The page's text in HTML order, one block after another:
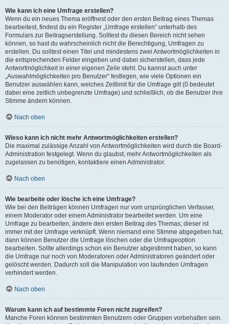
Wie kann ich eine Umfrage erstellen?
Wenn du ein neues Thema eröffnest oder den ersten Beitrag eines Themas
bearbeitest, findest du ein Register „Umfrage erstellen“ unterhalb des
Formulars zur Beitragserstellung. Solltest du diesen Bereich nicht sehen
können, so hast du wahrscheinlich nicht die Berechtigung, Umfragen zu
erstellen. Du solltest einen Titel und mindestens zwei Antwortmöglichkeiten in
die entsprechenden Felder eingeben und dabei sicherstellen, dass jede
Antwortmöglichkeit in einer eigenen Zeile steht. Du kannst auch unter
„Auswahlmöglichkeiten pro Benutzer“ festlegen, wie viele Optionen ein
Benutzer auswählen kann, welches Zeitlimit für die Umfrage gilt (0 bedeutet
dabei eine zeitlich unbegrenzte Umfrage) und schließlich, ob die Benutzer ihre
Stimme ändern können.
Nach oben
Wieso kann ich nicht mehr Antwortmöglichkeiten erstellen?
Die maximal zulässige Anzahl von Antwortmöglichkeiten wird durch die Board-
Administration festgelegt. Wenn du glaubst, mehr Antwortmöglichkeiten als
zugelassen zu benötigen, kontaktiere einen Administrator.
Nach oben
Wie bearbeite oder lösche ich eine Umfrage?
Wie bei den Beiträgen können Umfragen nur vom ursprünglichen Verfasser,
einem Moderator oder einem Administrator bearbeitet werden. Um eine
Umfrage zu bearbeiten, ändere den ersten Beitrag des Themas; dieser ist
immer mit der Umfrage verknüpft. Wenn niemand eine Stimme abgegeben hat,
dann können Benutzer die Umfrage löschen oder die Umfrageoption
bearbeiten. Sollte allerdings schon ein Benutzer abgestimmt haben, so kann
die Umfrage nur noch von Moderatoren oder Administratoren geändert oder
gelöscht werden. Dadurch soll die Manipulation von laufenden Umfragen
verhindert werden.
Nach oben
Warum kann ich auf bestimmte Foren nicht zugreifen?
Manche Foren können bestimmten Benutzern oder Gruppen vorbehalten sein.